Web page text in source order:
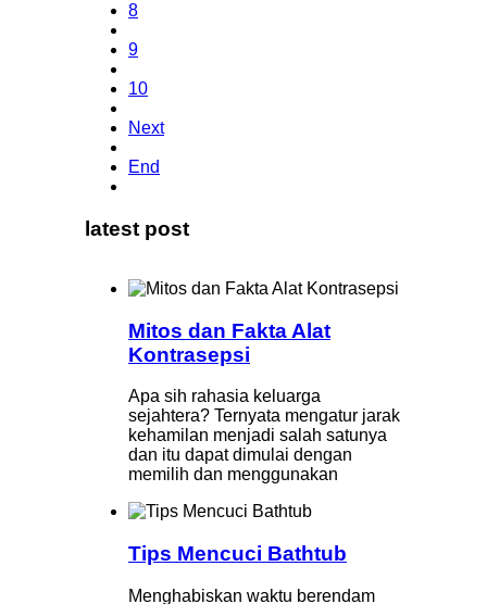
8
9
10
Next
End
latest post
Mitos dan Fakta Alat
Kontrasepsi
Apa sih rahasia keluarga
sejahtera? Ternyata mengatur jarak
kehamilan menjadi salah satunya
dan itu dapat dimulai dengan
memilih dan menggunakan
Tips Mencuci Bathtub
Menghabiskan waktu berendam